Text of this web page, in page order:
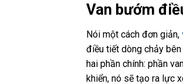
Van bướm
Nói một cách đơn giản,
điều tiết dòng chảy
hai phần chính: phần
khiển, nó sẽ tạo ra lực